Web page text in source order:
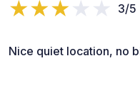
3/5
Nice quiet location, no